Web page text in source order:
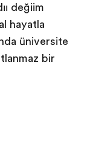
değişim
hayatla
üniversite
bir